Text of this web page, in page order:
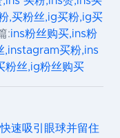
,买粉丝,ig买粉,ig买
:ins粉丝购买,ins粉
,instagram买粉,ins
粉丝,ig粉丝购买
速吸引眼球并留住